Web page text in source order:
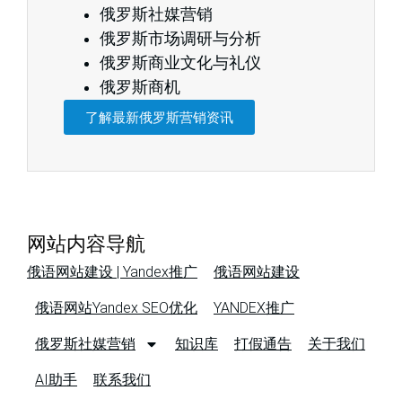
俄罗斯社媒营销
俄罗斯市场调研与分析
俄罗斯商业文化与礼仪
俄罗斯商机
了解最新俄罗斯营销资讯
网站内容导航
俄语网站建设 | Yandex推广 俄语网站建设
俄语网站Yandex SEO优化 YANDEX推广
俄罗斯社媒营销 知识库 打假通告 关于我们
AI助手 联系我们